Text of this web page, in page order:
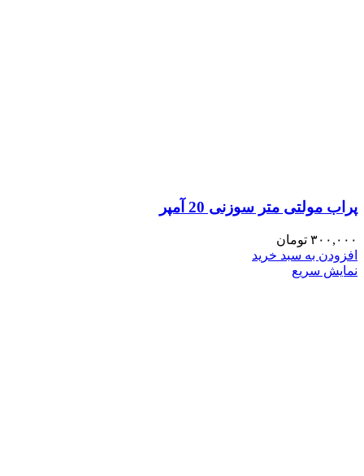
پراب مولتی متر سوزنی 20 آمپر
۳۰۰,۰۰۰ تومان
افزودن به سبد خرید
نمایش سریع